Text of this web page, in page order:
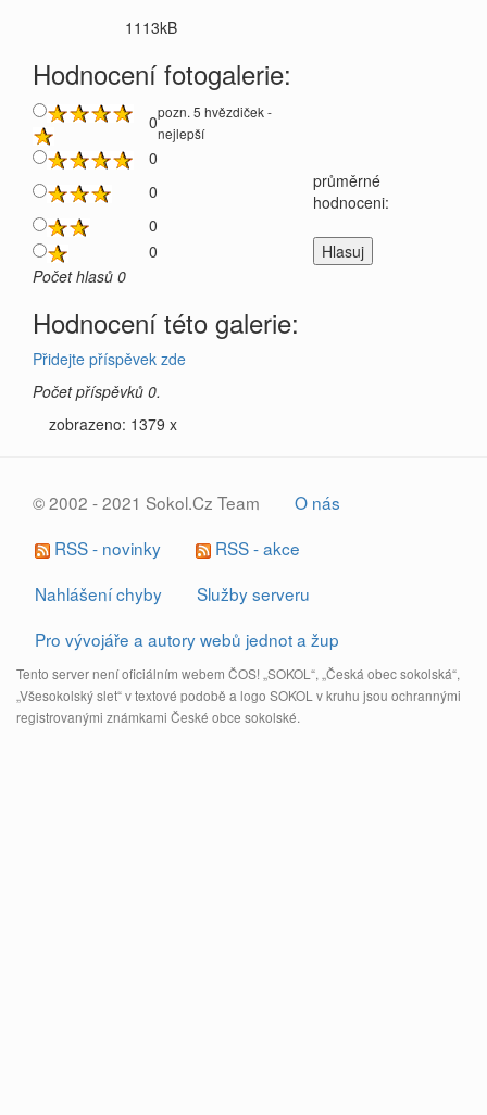
1113kB
Hodnocení fotogalerie:
0pozn. 5 hvězdiček -
nejlepší
0
0
průměrné
hodnoceni:
0
0
Počet hlasů 0
Hodnocení této galerie:
Přidejte příspěvek zde
Počet příspěvků 0.
zobrazeno: 1379 x
© 2002 - 2021 Sokol.Cz Team
O nás
RSS - novinky
RSS - akce
Nahlášení chyby
Služby serveru
Pro vývojáře a autory webů jednot a žup
Tento server není oficiálním webem ČOS! „SOKOL“, „Česká obec sokolská“,
„Všesokolský slet“ v textové podobě a logo SOKOL v kruhu jsou ochrannými
registrovanými známkami České obce sokolské.